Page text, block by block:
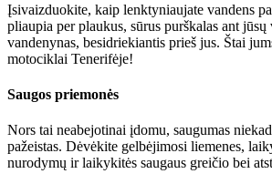
Įsivaizduokite, kaip lenktyniaujate vandens
pliaupia per plaukus, sūrus purškalas ant
vandenynas, besidriekiantis prieš jus. Štai
motociklai Tenerifėje!
Saugos priemonės
Nors tai neabejotinai įdomu, saugumas
pažeistas. Dėvėkite gelbėjimosi liemenes,
nurodymų ir laikykitės saugaus greičio bei